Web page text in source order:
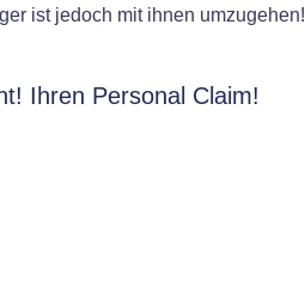
ist jedoch mit ihnen umzugehen!
Ihren Personal Claim!